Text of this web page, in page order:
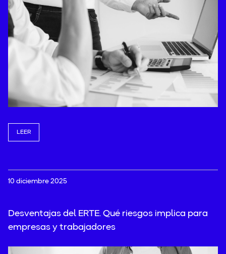
LEER
10 diciembre 2025
Desventajas del ERTE. Qué riesgos implica para
empresas y trabajadores